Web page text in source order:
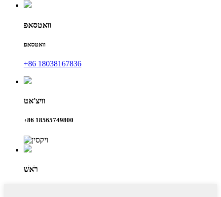
וואטסאפ
וואטסאפ
+86 18038167836
וויצ'אט
+86 18565749800
רֹאשׁ